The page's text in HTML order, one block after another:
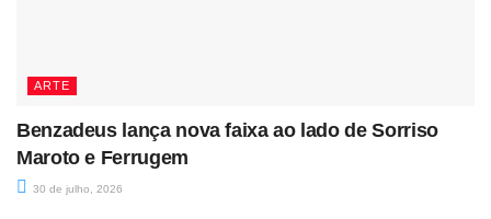
ARTE
Benzadeus lança nova faixa ao lado de Sorriso
Maroto e Ferrugem
30 de julho, 2026